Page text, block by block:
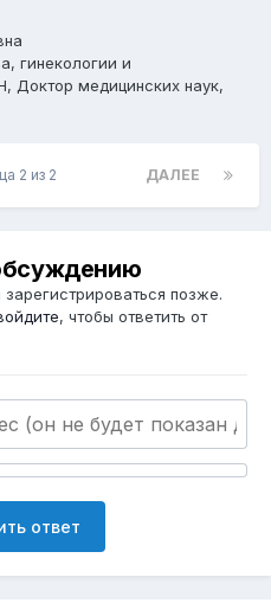
гинекологии и
Доктор медицинских наук,
ДАЛЕЕ
2 из 2
позже.
, чтобы ответить от
ответ